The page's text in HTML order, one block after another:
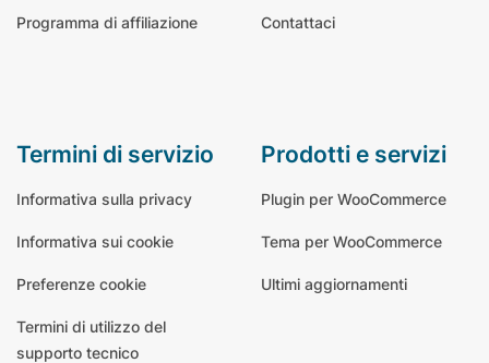
Programma di affiliazione Contattaci
termini di servizio
Informativa sulla privacy
Informativa sui cookie
Preferenze cookie
Termini di utilizzo del
supporto tecnico
prodotti e servizi
Plugin per WooCommerce
Tema per WooCommerce
Ultimi aggiornamenti